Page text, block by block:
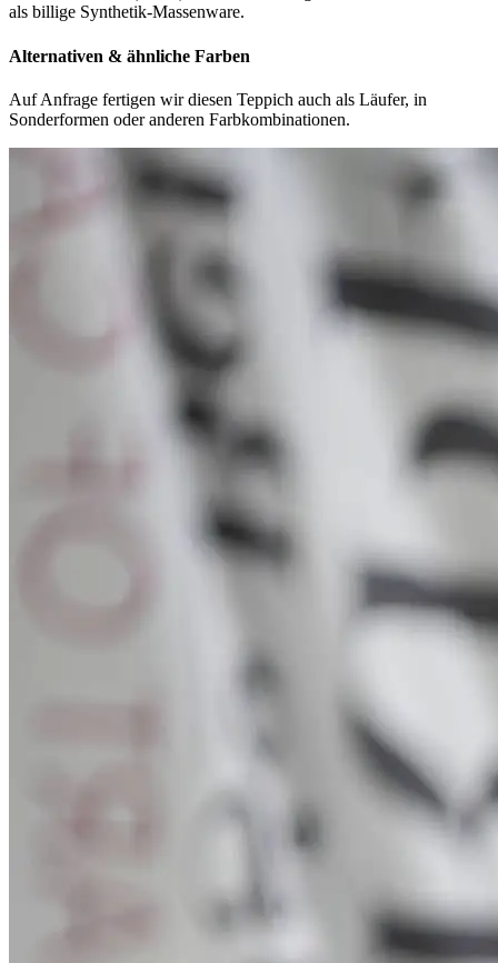
als billige Synthetik-Massenware.
Alternativen & ähnliche Farben
Auf Anfrage fertigen wir diesen Teppich auch als Läufer, in
Sonderformen oder anderen Farbkombinationen.